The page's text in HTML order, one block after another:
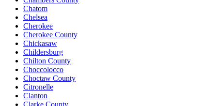
Chatom
Chelsea
Cherokee
Cherokee County
Chickasaw
Childersburg
Chilton County
Choccolocco
Choctaw County
Citronelle
Clanton
Clarke County